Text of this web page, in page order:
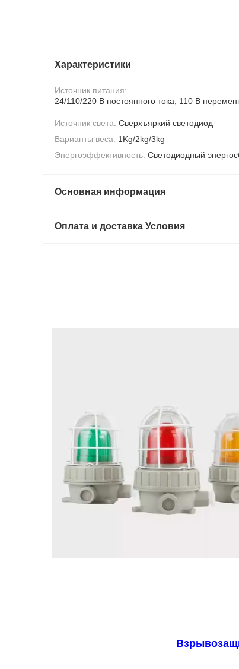
Характеристики
Источник питания:
24/110/220 В постоянного тока, 110 В
Источник света: Сверхъяркий светодиод
Варианты веса: 1Kg/2kg/3kg
Энергоэффективность: Светодиодный
Основная информация
Оплата и доставка Условия